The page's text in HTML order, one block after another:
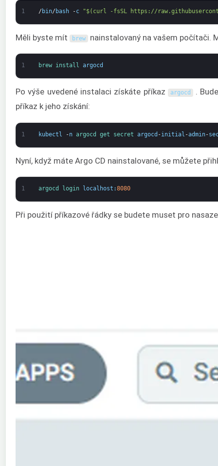
1 / bin/ bash -c "$(curl -fsSL https://
Měli byste mít brew nainstalovaný na vašem počítači.
1 brew install argocd
Po výše uvedené instalaci získáte příkaz argocd .
příkaz k jeho získání:
1 kubectl -n argocd get secret argocd -initial -admin-
Nyní, když máte Argo CD nainstalované, se můžete
1 argocd login localhost :8080
Při použití příkazové řádky se budete muset pro